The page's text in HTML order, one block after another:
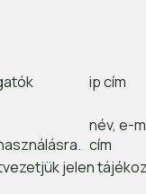
ip cím
név, e-
cím
jelen